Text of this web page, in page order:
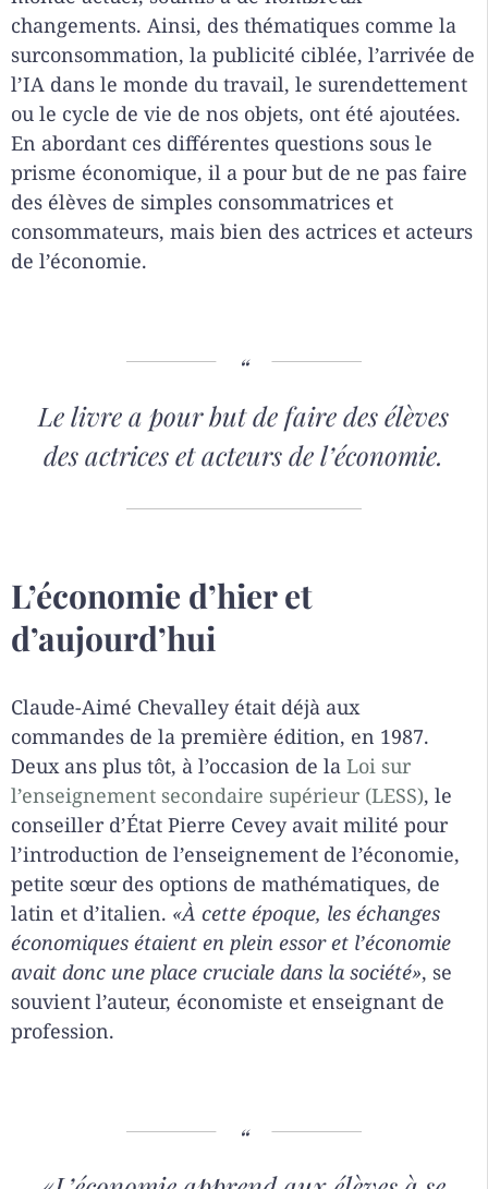
changements. Ainsi, des thématiques comme la
surconsommation, la publicité ciblée, l’arrivée de
l’IA dans le monde du travail, le surendettement
ou le cycle de vie de nos objets, ont été ajoutées.
En abordant ces différentes questions sous le
prisme économique, il a pour but de ne pas faire
des élèves de simples consommatrices et
consommateurs, mais bien des actrices et acteurs
de l’économie.
Le livre a pour but de faire des élèves
des actrices et acteurs de l’économie.
L’économie d’hier et
d’aujourd’hui
Claude-Aimé Chevalley était déjà aux
commandes de la première édition, en 1987.
Deux ans plus tôt, à l’occasion de la Loi sur
l’enseignement secondaire supérieur (LESS), le
conseiller d’État Pierre Cevey avait milité pour
l’introduction de l’enseignement de l’économie,
petite sœur des options de mathématiques, de
latin et d’italien. «À cette époque, les échanges
économiques étaient en plein essor et l’économie
avait donc une place cruciale dans la société», se
souvient l’auteur, économiste et enseignant de
profession.